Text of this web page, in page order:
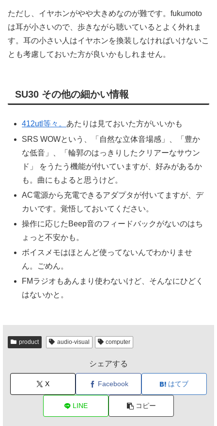
ただし、イヤホンがやや大きめなのが難です。fukumoto
は耳が小さいので、歩きながら聴いているとよく外れま
す。耳の小さい人はイヤホンを換装しなければいけないこ
とも考慮しておいた方が良いかもしれません。
SU30 その他の細かい情報
412utl等々。 あたりは見ておいた方がいいかも
SRS WOWという、「自然な立体音場感」、「豊か
な低音」、「輪郭のはっきりしたクリアーなサウン
ド」 をうたう機能が付いていますが、好みがあるか
も。曲にもよると思うけど。
AC電源から充電できるアダプタが付いてますが、デ
カいです。覚悟しておいてください。
操作に応じたBeep音のフィードバックがないのはち
ょっと不安かも。
ボイスメモはほとんど使ってないんでわかりませ
ん。ごめん。
FMラジオもあんまり使わないけど、そんなにひどく
はないかと。
product audio-visual computer
シェアする
X Facebook はてブ
LINE コピー